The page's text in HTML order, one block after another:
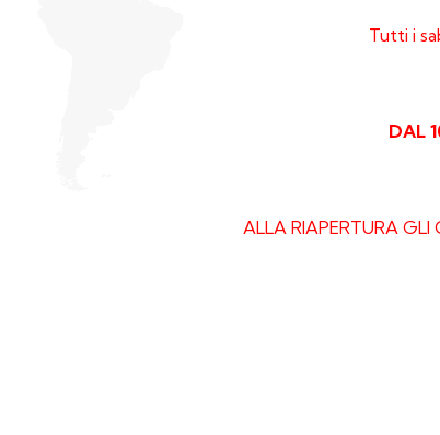
Tutti i
DAL
ALLA RIAPERTURA GLI